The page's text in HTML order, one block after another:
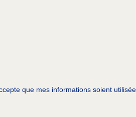
que mes informations soient